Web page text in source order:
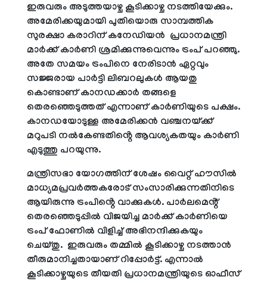
ഇരുവരും അടുത്തയാഴ്ച കൂടിക്കാഴ്ച നടത്തിയേക്കും.
അമേരിക്കയുമായി പുതിയൊരു സാമ്പത്തിക
സുരക്ഷാ കരാറിന് കനേഡിയൻ പ്രധാനമന്ത്രി
മാർക്ക് കാർണി ശ്രമിക്കുന്നുവെന്നും ട്രംപ് പറഞ്ഞു.
അതേ സമയം ട്രംപിനെ നേരിടാൻ ഏറ്റവും
സജ്ജരായ പാർട്ടി ലിബറലുകൾ ആയതു
കൊണ്ടാണ് കാനഡക്കാർ തങ്ങളെ
തെരഞ്ഞെടുത്തത് എന്നാണ് കാർണിയുടെ പക്ഷം.
കാനഡയോടുള്ള അമേരിക്കൻ വഞ്ചനയ്ക്ക്
മറുപടി നൽകേണ്ടതിൻ്റെ ആവശ്യകതയും കാർണി
എടുത്തു പറയുന്നു.
മന്ത്രിസഭാ യോഗത്തിന് ശേഷം വൈറ്റ് ഹൗസിൽ
മാധ്യമപ്രവർത്തകരോട് സംസാരിക്കുന്നതിനിടെ
ആയിരുന്നു ട്രംപിൻ്റെ വാക്കുകൾ. പാര്‍ലമെൻ്റ്
തെരഞ്ഞെടുപ്പിൽ വിജയിച്ച മാർക്ക് കാർണിയെ
ട്രംപ് ഫോണിൽ വിളിച്ച് അഭിനന്ദിക്കുകയും
ചെയ്തു. ഇരുവരും തമ്മിൽ കൂടിക്കാഴ്ച നടത്താൻ
തീരുമാനിച്ചതായാണ് റിപ്പോർട്ട്. എന്നാൽ
കൂടിക്കാഴ്ചയുടെ തീയതി പ്രധാനമന്ത്രിയുടെ ഓഫീസ്